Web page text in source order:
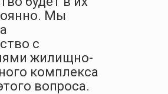
Мы
с
жилищно-
комплекса
вопроса.